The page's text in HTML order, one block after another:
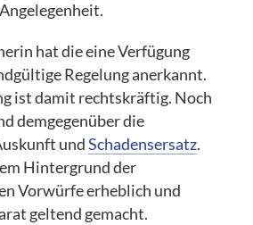
hat die eine Verfügung
Regelung anerkannt.
ist damit rechtskräftig. Noch
demgegenüber die
undSchadensersatz.
Hintergrund der
Vorwürfe erheblich und
geltend gemacht.